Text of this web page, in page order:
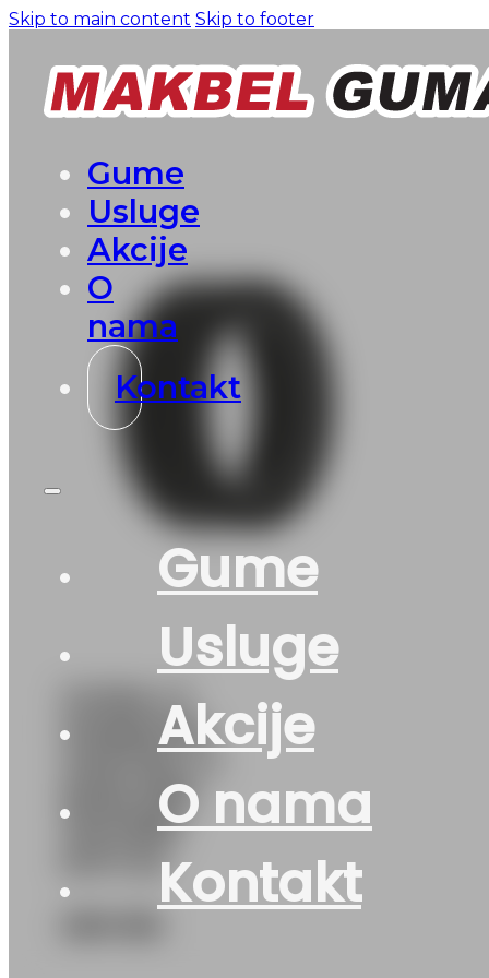
Skip to main content Skip to footer
Gume
Usluge
Akcije
O
nama
Kontakt
Gume
Usluge
Akcije
O nama
Kontakt
GUMA LT
HANKOOK
RA18 8PR
110/108R
DOT:24